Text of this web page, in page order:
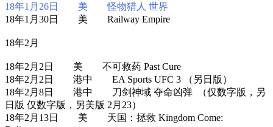
18年1月26日 美 怪物猎人 世界
18年1月30日 美 Railway Empire
18年2月
18年2月2日 美 不可救药 Past Cure
18年2月2日 港中 EA Sports UFC 3 （另日版）
18年2月8日 港中 刀剑神域 夺命凶弹 （仅数字版，另
日版 仅数字版，另美版 2月23）
18年2月13日 美 天国：拯救 Kingdom Come: